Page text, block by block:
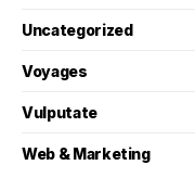
Uncategorized
Voyages
Vulputate
Web & Marketing